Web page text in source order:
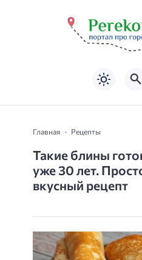
Главная Рецепты
Такие блины
уже 30 лет.
вкусный рецепт